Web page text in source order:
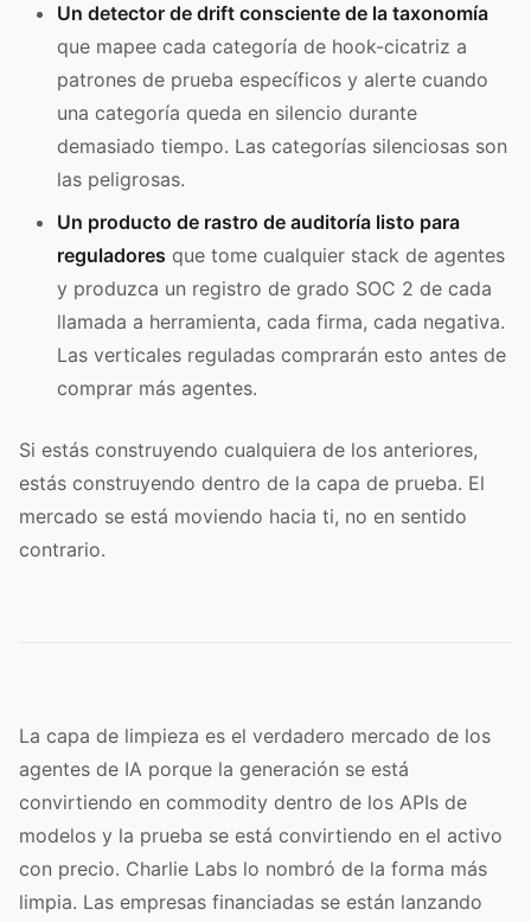
Un detector de drift consciente de la taxonomía
que mapee cada categoría de hook-cicatriz a
patrones de prueba específicos y alerte cuando
una categoría queda en silencio durante
demasiado tiempo. Las categorías silenciosas son
las peligrosas.
Un producto de rastro de auditoría listo para
reguladores que tome cualquier stack de agentes
y produzca un registro de grado SOC 2 de cada
llamada a herramienta, cada firma, cada negativa.
Las verticales reguladas comprarán esto antes de
comprar más agentes.
Si estás construyendo cualquiera de los anteriores,
estás construyendo dentro de la capa de prueba. El
mercado se está moviendo hacia ti, no en sentido
contrario.
La capa de limpieza es el verdadero mercado de los
agentes de IA porque la generación se está
convirtiendo en commodity dentro de los APIs de
modelos y la prueba se está convirtiendo en el activo
con precio. Charlie Labs lo nombró de la forma más
limpia. Las empresas financiadas se están lanzando